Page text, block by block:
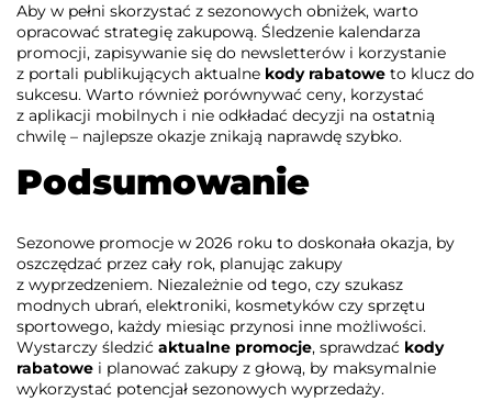
Aby w pełni skorzystać z sezonowych obniżek, warto
opracować strategię zakupową. Śledzenie kalendarza
promocji, zapisywanie się do newsletterów i korzystanie
z portali publikujących aktualne kody rabatowe to klucz do
sukcesu. Warto również porównywać ceny, korzystać
z aplikacji mobilnych i nie odkładać decyzji na ostatnią
chwilę – najlepsze okazje znikają naprawdę szybko.
Podsumowanie
Sezonowe promocje w 2026 roku to doskonała okazja, by
oszczędzać przez cały rok, planując zakupy
z wyprzedzeniem. Niezależnie od tego, czy szukasz
modnych ubrań, elektroniki, kosmetyków czy sprzętu
sportowego, każdy miesiąc przynosi inne możliwości.
Wystarczy śledzić aktualne promocje, sprawdzać kody
rabatowe i planować zakupy z głową, by maksymalnie
wykorzystać potencjał sezonowych wyprzedaży.